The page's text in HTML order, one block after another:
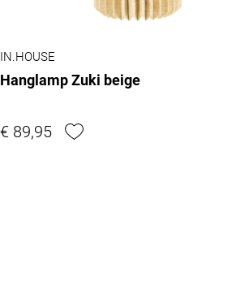
IN.HOUSE
Hanglamp Zuki beige
€ 89,95